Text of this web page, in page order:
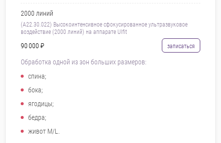
2000 линий
(А22.30.022) Высокоинтенсивное сфокусированное ультразвуковое
воздействие (2000 линий) на аппарате Ulfit
90 000 ₽ записаться
Обработка одной из зон больших размеров:
спина;
бока;
ягодицы;
бедра;
живот M/L.